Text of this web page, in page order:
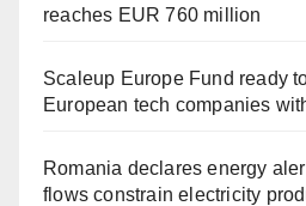
reaches EUR 760 million
Scaleup Europe Fund ready
European tech companies
Romania declares energy
flows constrain electricity